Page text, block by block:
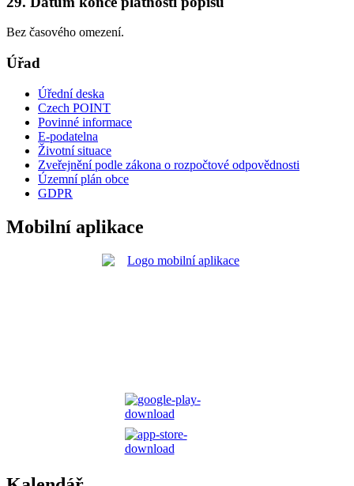
Bez časového omezení.
Úřad
Úřední deska
Czech POINT
Povinné informace
E-podatelna
Životní situace
Zveřejnění podle zákona o rozpočtové odpovědnosti
Územní plán obce
GDPR
Mobilní aplikace